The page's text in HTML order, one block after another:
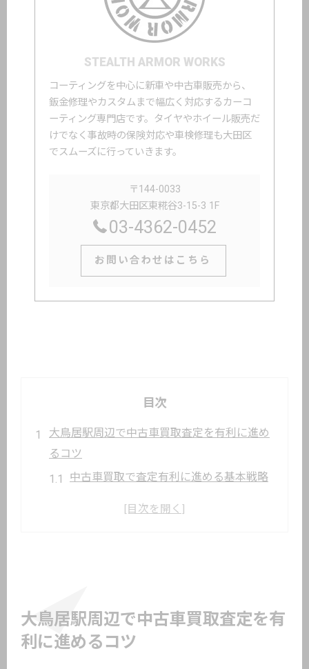
STEALTH ARMOR WORKS
コーティングを中心に新車や中古車販売から、
鈑金修理やカスタムまで幅広く対応するカーコ
ーティング専門店です。タイヤやホイール販売だ
けでなく事故時の保険対応や車検修理も大田区
でスムーズに行っていきます。
〒144-0033
東京都大田区東糀谷3-15-3 1F
03-4362-0452
お問い合わせはこちら
目次
大鳥居駅周辺で中古車買取査定を有利に進め
るコツ
中古車買取で査定有利に進める基本戦略
中古車買取査定前の事前チェックポイン
中古車買取の査定額を上げるための実践ポイ
ント
大鳥居駅周辺で中古車買取査定を有
利に進めるコツ